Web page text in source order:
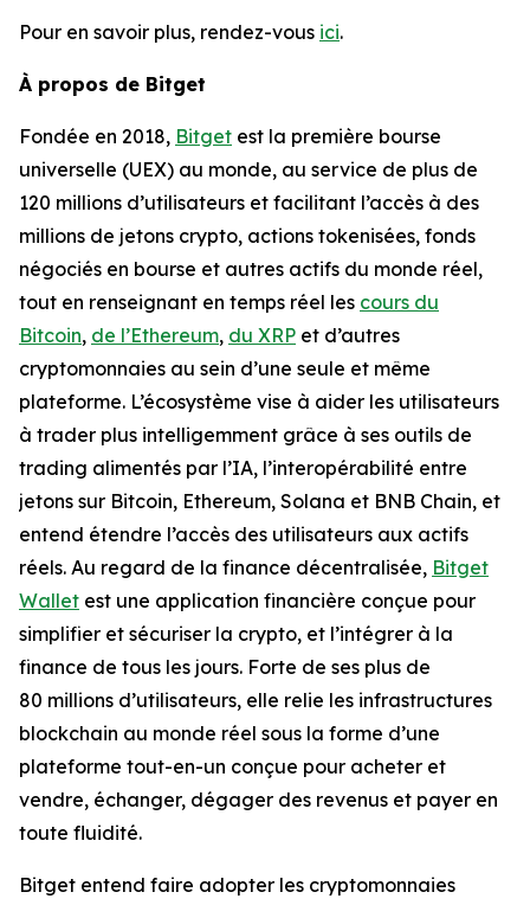
Pour en savoir plus, rendez-vous ici.
À propos de Bitget
Fondée en 2018, Bitget est la première bourse
universelle (UEX) au monde, au service de plus de
120 millions d’utilisateurs et facilitant l’accès à des
millions de jetons crypto, actions tokenisées, fonds
négociés en bourse et autres actifs du monde réel,
tout en renseignant en temps réel les cours du
Bitcoin, de l’Ethereum, du XRP et d’autres
cryptomonnaies au sein d’une seule et même
plateforme. L’écosystème vise à aider les utilisateurs
à trader plus intelligemment grâce à ses outils de
trading alimentés par l’IA, l’interopérabilité entre
jetons sur Bitcoin, Ethereum, Solana et BNB Chain, et
entend étendre l’accès des utilisateurs aux actifs
réels. Au regard de la finance décentralisée, Bitget
Wallet est une application financière conçue pour
simplifier et sécuriser la crypto, et l’intégrer à la
finance de tous les jours. Forte de ses plus de
80 millions d’utilisateurs, elle relie les infrastructures
blockchain au monde réel sous la forme d’une
plateforme tout-en-un conçue pour acheter et
vendre, échanger, dégager des revenus et payer en
toute fluidité.
Bitget entend faire adopter les cryptomonnaies